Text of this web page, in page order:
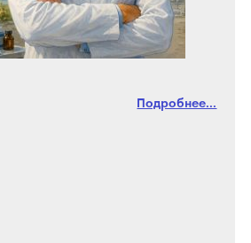
Подробнее...